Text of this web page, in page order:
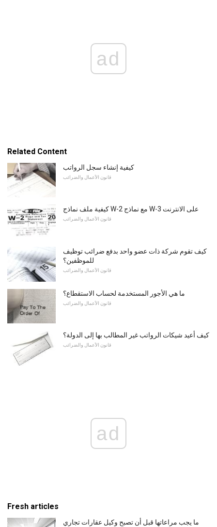
ad
Related Content
كيفية إنشاء سجل الرواتب
قانون الأعمال والضرائب
كيفية ملف نماذج W-2 مع نماذج W-3 على الانترنت
قانون الأعمال والضرائب
كيف تقوم شركة ذات عضو واحد بدفع ضرائب توظيف
للموظفين؟
قانون الأعمال والضرائب
ما هي الأجور المستخدمة لحساب الاستقطاع؟
قانون الأعمال والضرائب
كيف أعيد شيكات الرواتب غير المطالب بها إلى الدولة؟
قانون الأعمال والضرائب
ad
Fresh articles
ما يجب مراعاتها قبل أن تصبح وكيل عقارات تجاري